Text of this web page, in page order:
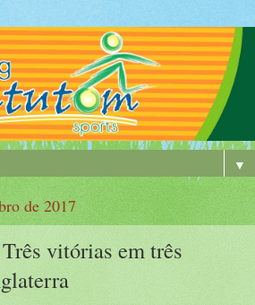
▼
de 2017
vitórias em três